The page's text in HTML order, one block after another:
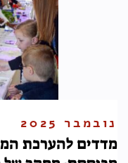
נובמבר 2025
מדדים להערכת